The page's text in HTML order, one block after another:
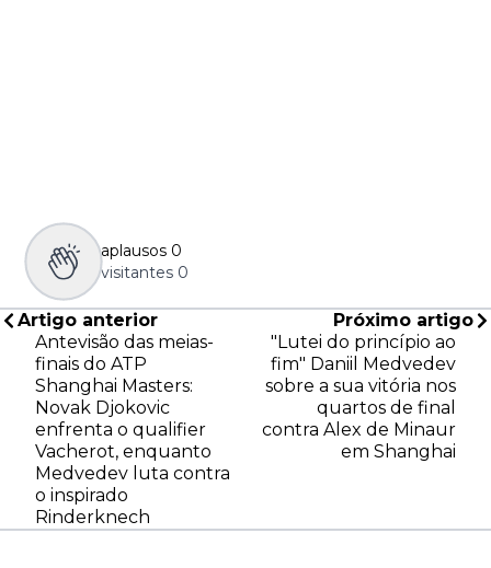
aplausos 0
visitantes 0
Artigo anterior
Antevisão das meias-
finais do ATP
Shanghai Masters:
Novak Djokovic
enfrenta o qualifier
Vacherot, enquanto
Medvedev luta contra
o inspirado
Rinderknech
Próximo artigo
"Lutei do princípio ao
fim" Daniil Medvedev
sobre a sua vitória nos
quartos de final
contra Alex de Minaur
em Shanghai